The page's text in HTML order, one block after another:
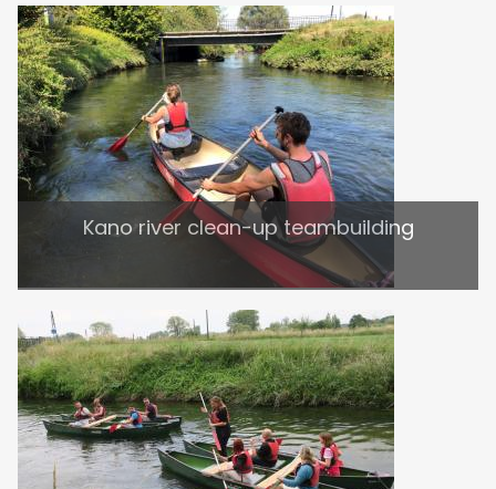
Kano river clean-up teambuilding